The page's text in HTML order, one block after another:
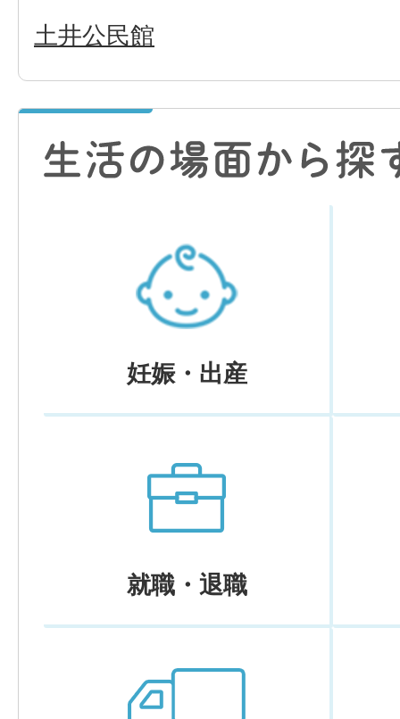
土井公民館
妊娠・出産
就職・退職